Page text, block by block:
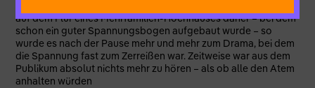
auf dem Flur eines Mehrfamilien-Hochhauses daher – bei dem
schon ein guter Spannungsbogen aufgebaut wurde – so
wurde es nach der Pause mehr und mehr zum Drama, bei dem
die Spannung fast zum Zerreißen war. Zeitweise war aus dem
Publikum absolut nichts mehr zu hören – als ob alle den Atem
anhalten würden